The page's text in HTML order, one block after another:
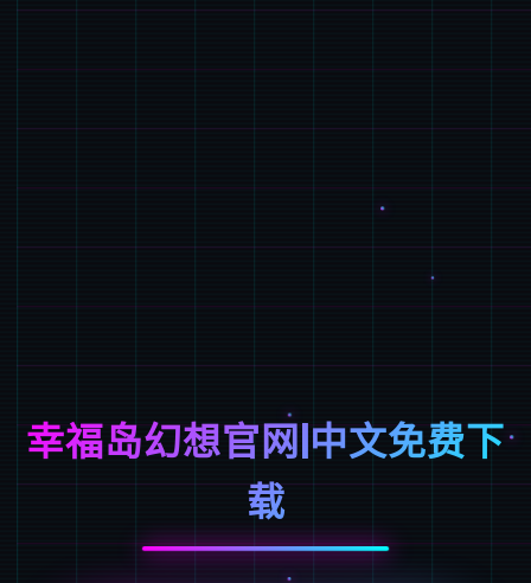
幸福岛幻想官网|中文免费下
载